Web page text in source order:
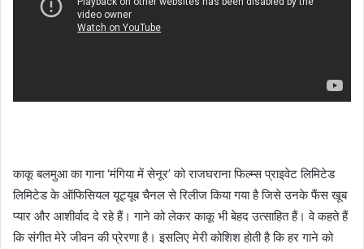
काकू बलमुआ का गाना ‘मंगिया में सेनूर’ को राजघराना फिल्म्स प्राइवेट लिमिटेड
लिमिटेड के ऑफिसियल यूट्यूब चैनल से रिलीज किया गया है जिसे उनके फैंस खूब
प्यार और आशीर्वाद दे रहे हैं। गाने को लेकर काकू भी बेहद उत्साहित हैं। वे कहते हैं
कि संगीत मेरे जीवन की प्रेरणा है। इसलिए मेरी कोशिश होती है कि हर गाने को